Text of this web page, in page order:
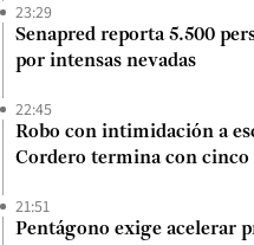
23:29
Senapred reporta 5.500
por intensas nevadas
22:45
Robo con intimidación a
Cordero termina con cinco
21:51
Pentágono exige acelerar